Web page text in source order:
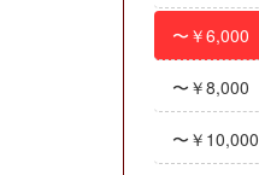
〜￥6,000
〜￥8,000
〜￥10,000